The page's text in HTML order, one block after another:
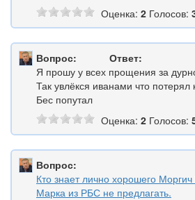
Оценка: 2 Голосов:
Вопрос:
Ответ:
Я прошу у всех прощения за
Так увлёкся иванами что потерял
Бес попутал
Оценка: 2 Голосов:
Вопрос:
Кто знает лично хорошего
Марка из РБС не предлагать.